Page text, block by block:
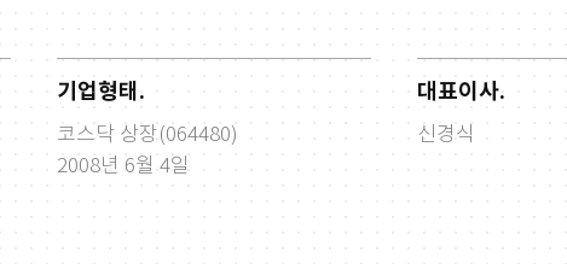
기업형태.
코스닥 상장(064480)
2008년 6월 4일
대표이사.
신경식